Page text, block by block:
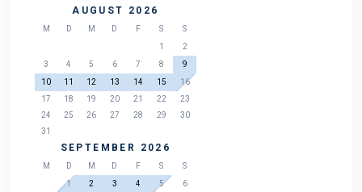
AUGUST 2026
M D M D F S
S
1
2
3
4 5 6 7 8
9
10
11 12 13 14 15
16
17
18 19 20 21 22
23
24
25 26 27 28 29
30
31
SEPTEMBER 2026
M D M D F S
S
1
2 3 4 5
6